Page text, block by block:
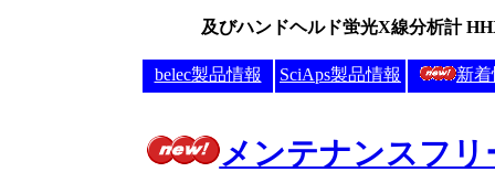
及びハンドヘルド蛍光X線分析計
belec製品情報 SciAps製品情報 新
メンテナンスフリ